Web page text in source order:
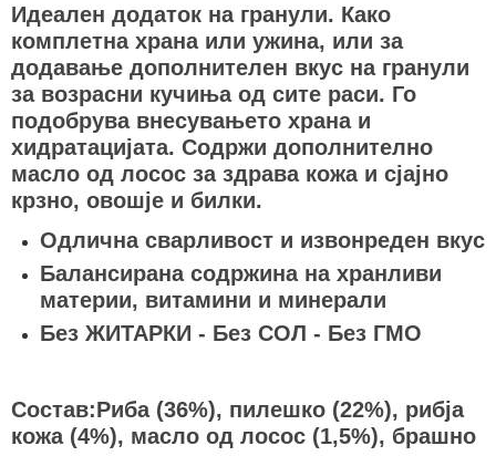
Идеален додаток на гранули. Како
комплетна храна или ужина, или за
додавање дополнителен вкус на гранули
за возрасни кучиња од сите раси. Го
подобрува внесувањето храна и
хидратацијата. Содржи дополнително
масло од лосос за здрава кожа и сјајно
крзно, овошје и билки.
Одлична сварливост и извонреден вкус
Балансирана содржина на хранливи
материи, витамини и минерали
Без ЖИТАРКИ - Без СОЛ - Без ГМО
Состав:Риба (36%), пилешко (22%), рибја
кожа (4%), масло од лосос (1,5%), брашно